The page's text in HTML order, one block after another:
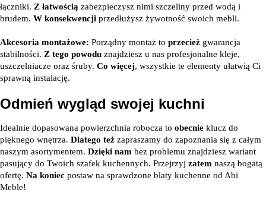
łączniki. Z łatwością zabezpieczysz nimi szczeliny przed wodą i
brudem. W konsekwencji przedłużysz żywotność swoich mebli.
Akcesoria montażowe: Porządny montaż to przecież gwarancja
stabilności. Z tego powodu znajdziesz u nas profesjonalne kleje,
uszczelniacze oraz śruby. Co więcej, wszystkie te elementy ułatwią Ci
sprawną instalację.
Odmień wygląd swojej kuchni
Idealnie dopasowana powierzchnia robocza to obecnie klucz do
pięknego wnętrza. Dlatego też zapraszamy do zapoznania się z całym
naszym asortymentem. Dzięki nam bez problemu znajdziesz wariant
pasujący do Twoich szafek kuchennych. Przejrzyj zatem naszą bogatą
ofertę. Na koniec postaw na sprawdzone blaty kuchenne od Abi
Meble!